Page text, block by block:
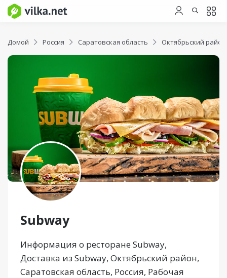
Домой Россия Саратовская область Октябрьский район
Subway
Информация о ресторане Subway,
Доставка из Subway, Октябрьский район,
Саратовская область, Россия, Рабочая